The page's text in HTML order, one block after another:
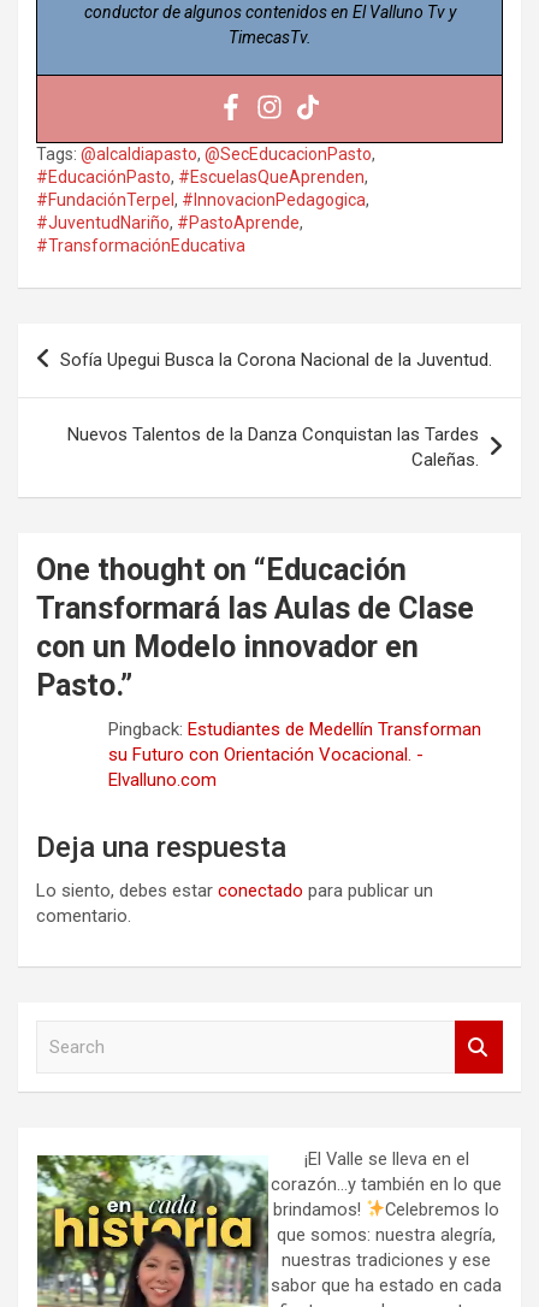
conductor de algunos contenidos en El Valluno Tv y
TimecasTv.
Tags: @alcaldiapasto, @SecEducacionPasto,
#EducaciónPasto, #EscuelasQueAprenden,
#FundaciónTerpel, #InnovacionPedagogica,
#JuventudNariño, #PastoAprende,
#TransformaciónEducativa
Navegación
de
Sofía Upegui Busca la Corona Nacional de la Juventud.
Nuevos Talentos de la Danza Conquistan las Tardes
Caleñas.
One thought on “Educación
Transformará las Aulas de Clase
con un Modelo innovador en
Pasto.”
Pingback: Estudiantes de Medellín Transforman
su Futuro con Orientación Vocacional. -
Elvalluno.com
Deja una respuesta
Lo siento, debes estar conectado para publicar un
comentario.
h
¡El Valle se lleva en el
corazón…y también en lo que
brindamos!
Celebremos lo
que somos: nuestra alegría,
nuestras tradiciones y ese
sabor que ha estado en cada